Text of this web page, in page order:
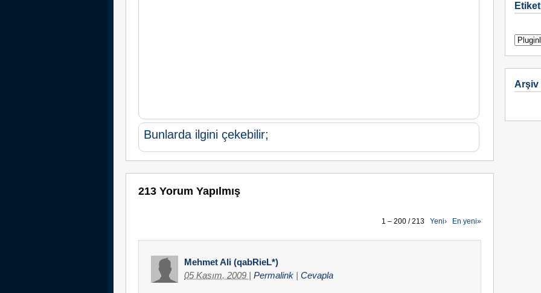
Bunlarda ilgini çekebilir;
213 Yorum Yapılmış
1 – 200 / 213 Yeni› En yeni»
Mehmet Ali (qabRieL*)
05 Kasım, 2009 | Permalink | Cevapla
Arşiv